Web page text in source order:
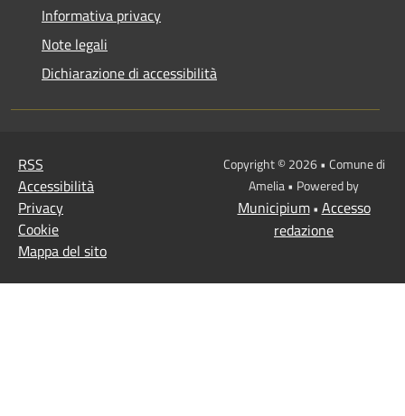
Informativa privacy
Note legali
Dichiarazione di accessibilità
RSS
Accessibilità
Privacy
Cookie
Mappa del sito
Copyright © 2026 • Comune di
Amelia • Powered by
Municipium• Accesso
redazione